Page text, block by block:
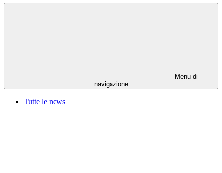
Menu di
navigazione
Tutte le news